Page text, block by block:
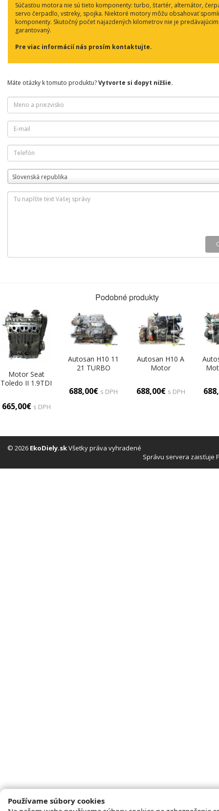
Súčasťou motora nie sú tieto komponenty: turbo, štartér, alternátor,
servo čerpadlo, vstreky, spojka. Niektoré motory môžu obsahovať
komponenty. Skutočný počet najazdených kilometrov nie je predávajúcim
garantovaný.
Pre viac informácií nás prosím kontaktujte.
Máte otázky k tomuto produktu?Vytvorte si dopyt nižšie.
Slovenská republika
Podobné produkty
Motor Seat
Toledo II 1.9TDI
665,00€ s DPH
Autosan H10 11
21 TURBO
11/311/2
688,00€ s DPH
Autosan H10 A
Motor
(kompletné))
688,00€ s DPH
© 2026 EkoDiely.skVšetky práva vyhradené
Správu servera zaisťuje
Používame súbory cookies